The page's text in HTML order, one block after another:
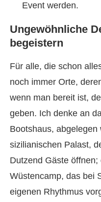
Event werden.
Ungewöhnliche
begeistern
Für alle, die schon
noch immer Orte,
wenn man bereit ist,
geben. Ich denke an
Bootshaus,
sizilianischen Palast,
Dutzend Gäste
Wüstencamp, das bei
eigenen Rhythmus